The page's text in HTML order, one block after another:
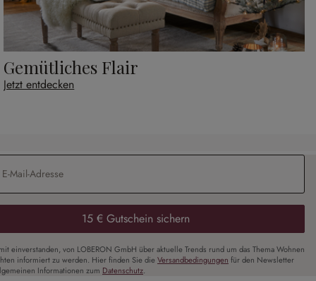
Gemütliches Flair
Jetzt entdecken
15 € Gutschein sichern
einverstanden, von LOBERON GmbH über aktuelle Trends rund um das Thema Wohnen
informiert zu werden. Hier finden Sie die Versandbedingungen für den Newsletter
Informationen zum Datenschutz.